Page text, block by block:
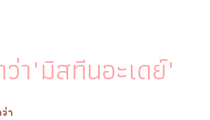
า"มิสทีนอะเดย์"
า